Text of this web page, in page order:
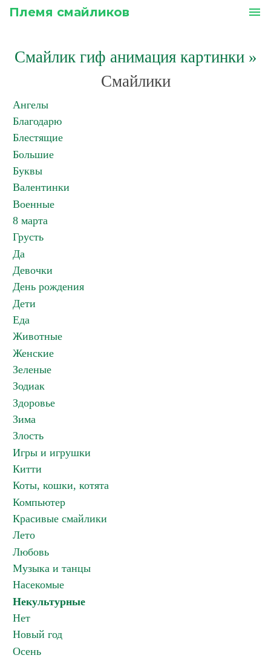
Племя смайликов menu
Смайлик гиф анимация картинки»
Смайлики
Ангелы
Благодарю
Блестящие
Большие
Буквы
Валентинки
Военные
8 марта
Грусть
Да
Девочки
День рождения
Дети
Еда
Животные
Женские
Зеленые
Зодиак
Здоровье
Зима
Злость
Игры и игрушки
Китти
Коты, кошки, котята
Компьютер
Красивые смайлики
Лето
Любовь
Музыка и танцы
Насекомые
Некультурные
Нет
Новый год
Осень